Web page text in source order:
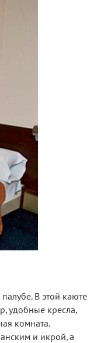
В этой каюте
удобные кресла,
комната.
и икрой, а